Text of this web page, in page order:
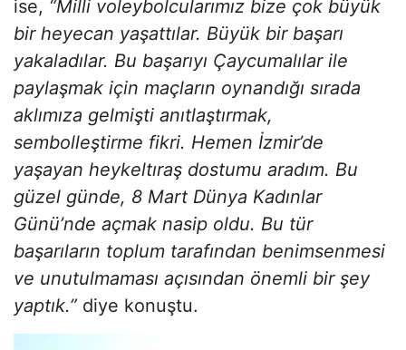
ise, “Milli voleybolcularımız bize çok büyük
bir heyecan yaşattılar. Büyük bir başarı
yakaladılar. Bu başarıyı Çaycumalılar ile
paylaşmak için maçların oynandığı sırada
aklımıza gelmişti anıtlaştırmak,
sembolleştirme fikri. Hemen İzmir’de
yaşayan heykeltıraş dostumu aradım. Bu
güzel günde, 8 Mart Dünya Kadınlar
Günü’nde açmak nasip oldu. Bu tür
başarıların toplum tarafından benimsenmesi
ve unutulmaması açısından önemli bir şey
yaptık.” diye konuştu.